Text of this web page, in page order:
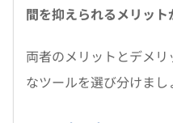
間を抑えられるメリット
両者のメリットとデメ
なツールを選び分けまし